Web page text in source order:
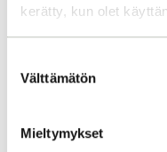
kerätty, kun olet
Välttämätön
Mieltymykset
MIKSI